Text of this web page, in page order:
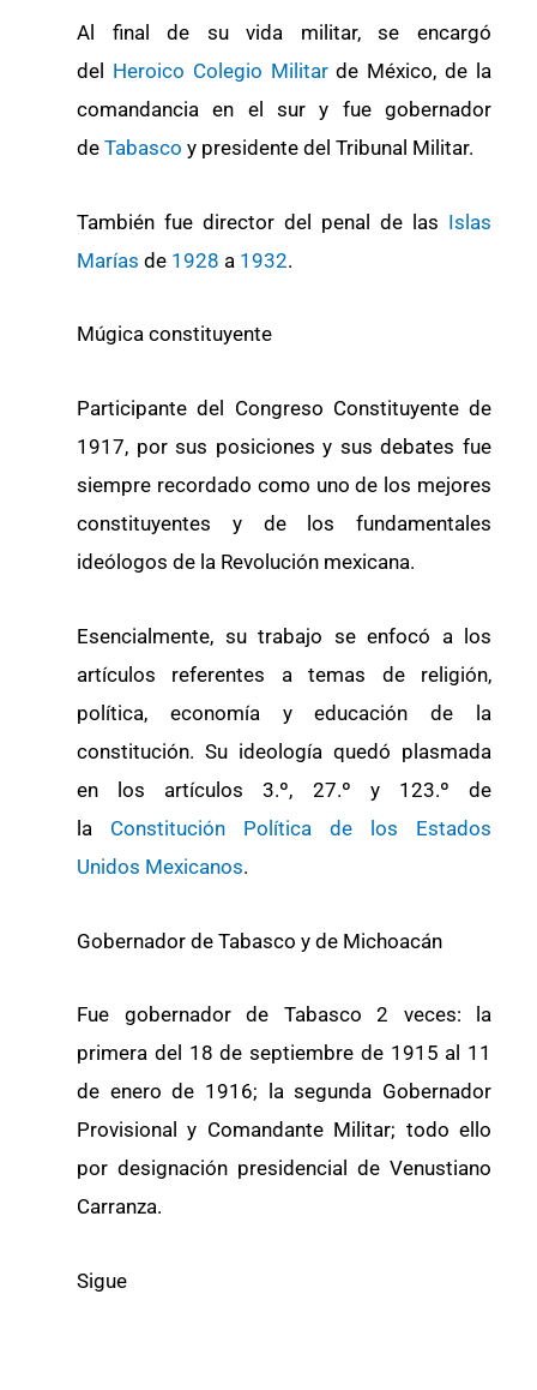
Al final de su vida militar, se encargó
del Heroico Colegio Militarde México, de la
comandancia en el sur y fue gobernador
de Tabasco y presidente del Tribunal Militar.
También fue director del penal de las Islas
Marías de 1928 a 1932.
Múgica constituyente
Participante del Congreso Constituyente de
1917, por sus posiciones y sus debates fue
siempre recordado como uno de los mejores
constituyentes y de los fundamentales
ideólogos de la Revolución mexicana.
Esencialmente, su trabajo se enfocó a los
artículos referentes a temas de religión,
política, economía y educación de la
constitución. Su ideología quedó plasmada
en los artículos 3.º, 27.º y 123.º de
la Constitución Política de los Estados
Unidos Mexicanos.
Gobernador de Tabasco y de Michoacán
Fue gobernador de Tabasco 2 veces: la
primera del 18 de septiembre de 1915 al 11
de enero de 1916; la segunda Gobernador
Provisional y Comandante Militar; todo ello
por designación presidencial de Venustiano
Carranza.
Sigue